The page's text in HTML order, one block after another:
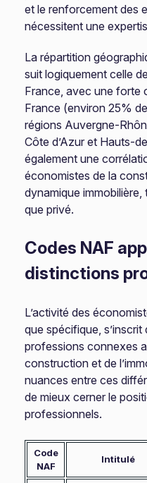
et le renforcement des
nécessitent une
La répartition
suit logiquement celle
France, avec une forte
France (environ 25%
régions Auvergne-
Côte d’Azur et Hauts-
également une
économistes de la
dynamique
que privé.
Codes NAF
distinctions
L’activité des
que spécifique,
professions connexes
construction et de
nuances entre ces
de mieux cerner le
professionnels.
Code
NAF
Intitulé